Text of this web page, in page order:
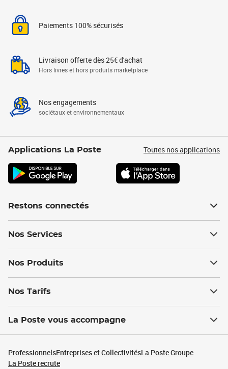
Paiements 100% sécurisés
Livraison offerte dès 25€ d'achat
Hors livres et hors produits marketplace
Nos engagements
sociétaux et environnementaux
Applications La Poste Toutes nos applications
Restons connectés
Nos Services
Nos Produits
Nos Tarifs
La Poste vous accompagne
ProfessionnelsEntreprises et CollectivitésLa Poste Groupe
La Poste recrute